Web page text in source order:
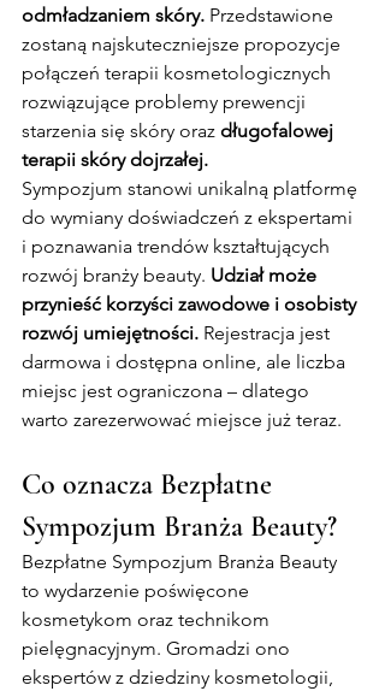
odmładzaniem skóry. Przedstawione
zostaną najskuteczniejsze propozycje
połączeń terapii kosmetologicznych
rozwiązujące problemy prewencji
starzenia się skóry oraz długofalowej
terapii skóry dojrzałej.
Sympozjum stanowi unikalną platformę
do wymiany doświadczeń z ekspertami
i poznawania trendów kształtujących
rozwój branży beauty. Udział może
przynieść korzyści zawodowe i osobisty
rozwój umiejętności. Rejestracja jest
darmowa i dostępna online, ale liczba
miejsc jest ograniczona – dlatego
warto zarezerwować miejsce już teraz.
Co oznacza Bezpłatne
Sympozjum Branża Beauty?
Bezpłatne Sympozjum Branża Beauty
to wydarzenie poświęcone
kosmetykom oraz technikom
pielęgnacyjnym. Gromadzi ono
ekspertów z dziedziny kosmetologii,